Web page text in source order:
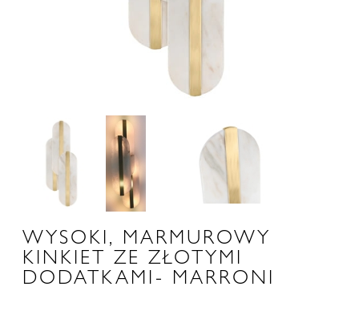
WYSOKI, MARMUROWY
KINKIET ZE ZŁOTYMI
DODATKAMI- MARRONI